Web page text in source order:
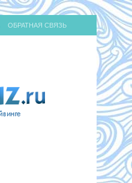
ОБРАТНАЯ СВЯЗЬ